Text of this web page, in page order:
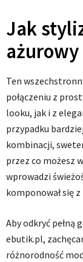
Jak
Ten
połączeniu z
looku, jak i z
przypadku
kombinacji,
przez co możesz
wprowadzi
komponował się
Aby odkryć pełną
ebutik.pl,
różnorodność